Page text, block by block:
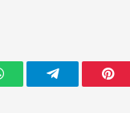
بينتيريستتيلقرام